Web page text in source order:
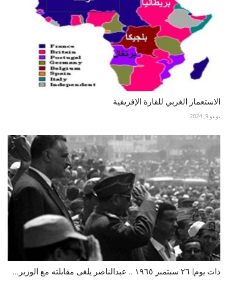
الاستعمار الغربي للقارة الإفريقية
يونيو 9, 2024
ذات يوم| ٢٦ سبتمبر ١٩٦٥ .. عبدالناصر يلغى مقابلته مع الوزير...